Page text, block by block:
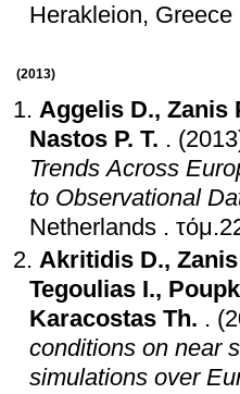
Herakleion, Greece
(2013)
Aggelis D., Zanis
Nastos P. T. .
Trends Across
to Observational
Netherlands .
Akritidis D.,
Tegoulias I.,
Karacostas Th. .
conditions on near
simulations over